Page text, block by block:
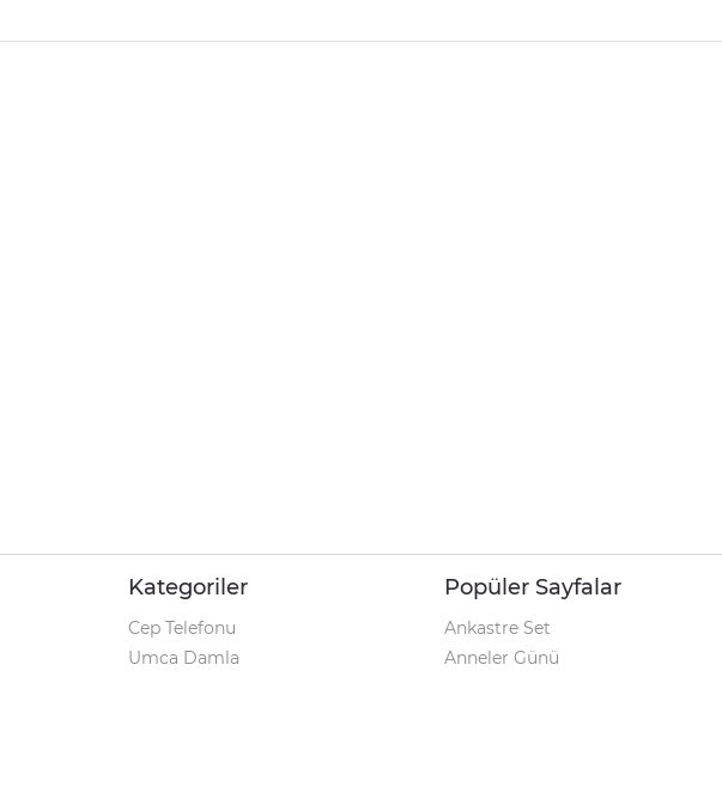
Kategoriler
Cep Telefonu
Umca Damla
Popüler Sayfalar
Ankastre Set
Anneler Günü